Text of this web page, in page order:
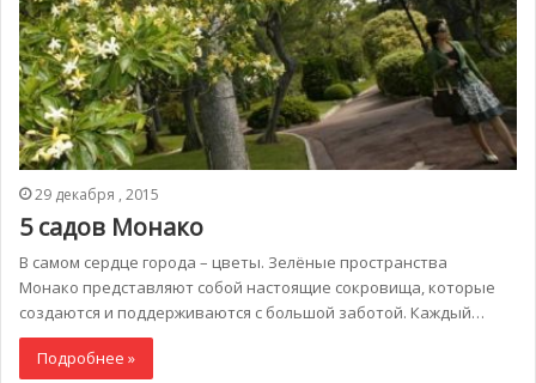
29 декабря , 2015
5 садов Монако
В самом сердце города – цветы. Зелёные пространства
Монако представляют собой настоящие сокровища, которые
создаются и поддерживаются с большой заботой. Каждый…
Подробнее »